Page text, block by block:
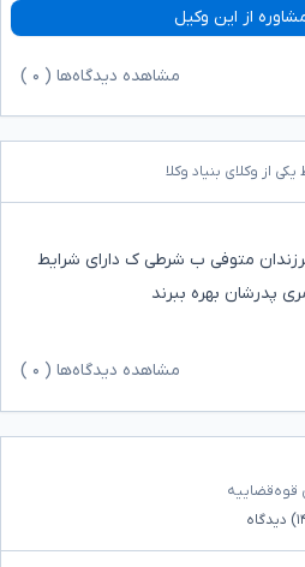
از این وکیل
مشاهده دیدگاه‌ها ( ۰
از وکلای بنیاد وکلا
متوفی ب شرطی ک دارای شرایط
پدرشان بهره ببرند
مشاهده دیدگاه‌ها ( ۰
قوه‌قضاییه
دیدگاه